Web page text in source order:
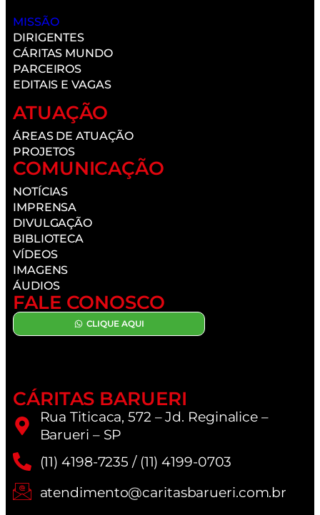
MISSÃO
DIRIGENTES
CÁRITAS MUNDO
PARCEIROS
EDITAIS E VAGAS
ATUAÇÃO
ÁREAS DE ATUAÇÃO
PROJETOS
COMUNICAÇÃO
NOTÍCIAS
IMPRENSA
DIVULGAÇÃO
BIBLIOTECA
VÍDEOS
IMAGENS
ÁUDIOS
FALE CONOSCO
CLIQUE AQUI
CÁRITAS BARUERI
Rua Titicaca, 572 – Jd. Reginalice –
Barueri – SP
(11) 4198-7235 / (11) 4199-0703
atendimento@caritasbarueri.com.br